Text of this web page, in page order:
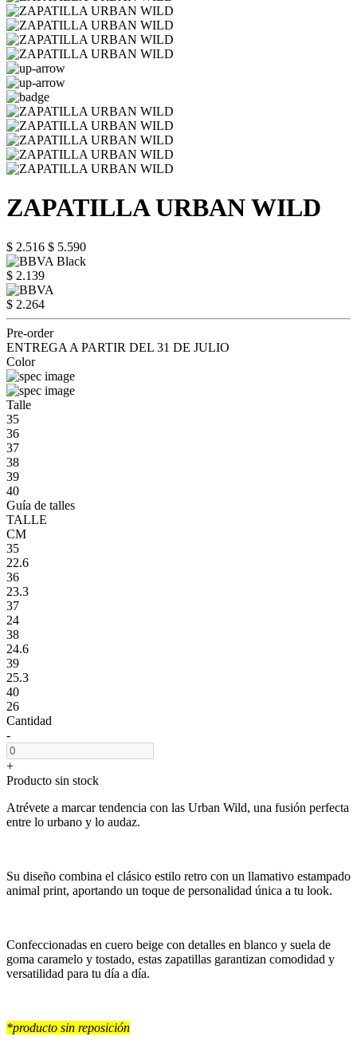
ZAPATILLA URBAN WILD
$ 2.516 $ 5.590
$ 2.139
$ 2.264
Pre-order
ENTREGA A PARTIR DEL 31 DE JULIO
Color
Talle
35
36
37
38
39
40
Guía de talles
TALLE
CM
35
22.6
36
23.3
37
24
38
24.6
39
25.3
40
26
Cantidad
-
+
Producto sin stock
Atrévete a marcar tendencia con las Urban Wild, una fusión perfecta
entre lo urbano y lo audaz.
Su diseño combina el clásico estilo retro con un llamativo estampado
animal print, aportando un toque de personalidad única a tu look.
Confeccionadas en cuero beige con detalles en blanco y suela de
goma caramelo y tostado, estas zapatillas garantizan comodidad y
versatilidad para tu día a día.
*producto sin reposición